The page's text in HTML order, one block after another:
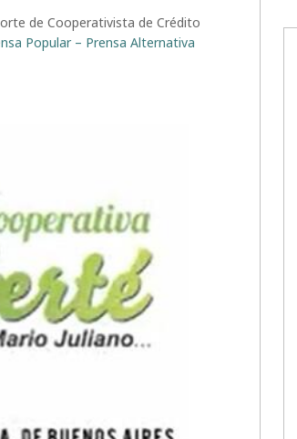
de Cooperativista de Crédito
Popular – Prensa Alternativa